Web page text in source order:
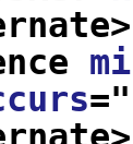
="